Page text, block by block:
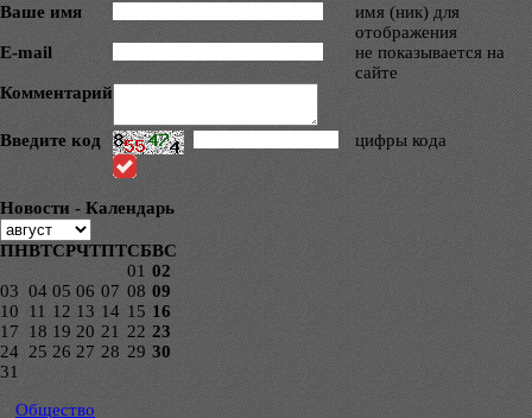
Ваше имя
имя (ник) для
отображения
E-mail
не показывается на
сайте
Комментарий
Введите код цифры кода
Новости - Календарь
ПНВТСРЧТПТСБВС
01 02
03 04 05 06 07 08 09
10
11 12 13 14 15 16
17
18 19 20 21 22 23
24 25 26 27 28 29 30
31
Общество